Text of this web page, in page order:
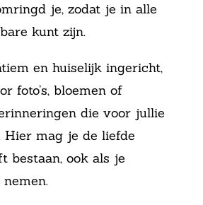
je, zodat je in alle
kunt zijn.
en huiselijk ingericht,
foto’s, bloemen of
die voor jullie
Hier mag je de liefde
bestaan, ook als je